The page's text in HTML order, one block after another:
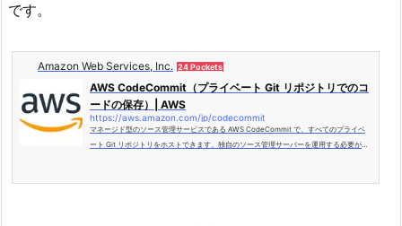
です。
Amazon Web Services, Inc. 24 Pockets
AWS CodeCommit（プライベート Git リポジトリでのコ
ードの保存）| AWS
https://aws.amazon.com/jp/codecommit
マネージド型のソース管理サービスである AWS CodeCommit で、すべてのプライベ
ート Git リポジトリをホストできます。独自のソース管理サーバーを運用する必要がな